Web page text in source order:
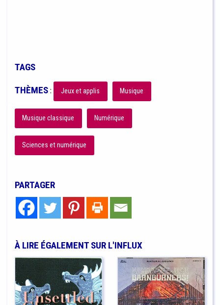
TAGS
THÈMES: Jeux et applis Musique
Musique classique Numérique
Sciences et numérique
PARTAGER
À LIRE ÉGALEMENT SUR L'INFLUX